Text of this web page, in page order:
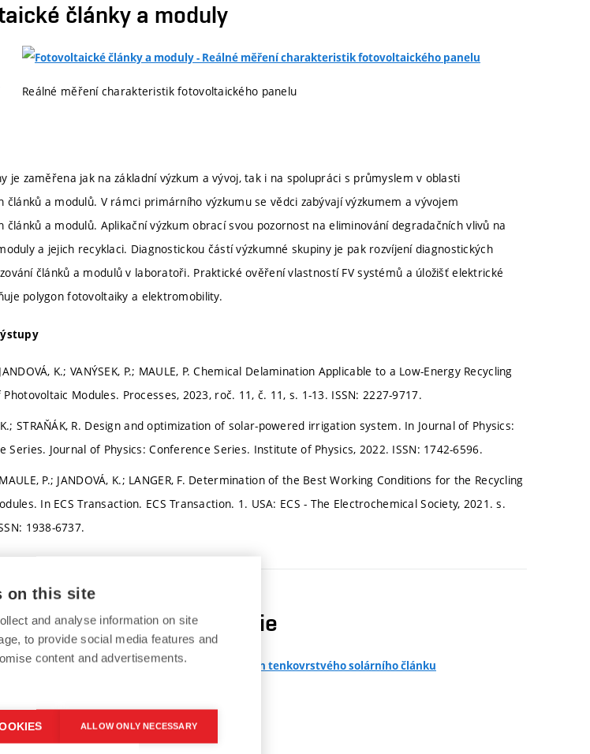
články a moduly
Reálné měření charakteristik fotovoltaického panelu
je zaměřena jak na základní výzkum a vývoj, tak i na spolupráci s průmyslem v oblasti
článků a modulů. V rámci primárního výzkumu se vědci zabývají výzkumem a vývojem
článků a modulů. Aplikační výzkum obrací svou pozornost na eliminování degradačních vlivů na
a jejich recyklaci. Diagnostickou částí výzkumné skupiny je pak rozvíjení diagnostických
článků a modulů v laboratoři. Praktické ověření vlastností FV systémů a úložišť elektrické
polygon fotovoltaiky a elektromobility.
K.; VANÝSEK, P.; MAULE, P. Chemical Delamination Applicable to a Low-Energy Recycling
Modules. Processes, 2023, roč. 11, č. 11, s. 1-13. ISSN: 2227-9717.
K.; STRAŇÁK, R. Design and optimization of solar-powered irrigation system. In Journal of Physics:
Series. Journal of Physics: Conference Series. Institute of Physics, 2022. ISSN: 1742-6596.
MAULE, P.; JANDOVÁ, K.; LANGER, F. Determination of the Best Working Conditions for the Recycling
In ECS Transaction. ECS Transaction. 1. USA: ECS - The Electrochemical Society, 2021. s.
1938-6737.
elektronové mikroskopie
on this site
and analyse information on site
to provide social media features and
content and advertisements.
ALLOW ONLY NECESSARY